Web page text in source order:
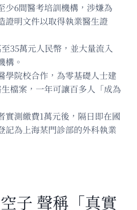
少6間醫考培訓機構，涉嫌為
證明文件以取得執業醫生證
35萬元人民幣，並大量流入
構。
學院校合作，為零基礎人士建
檔案，一年可讓百多人「成為
實測繳費1萬元後，隔日即在國
記為上海某門診部的外科執業
子 聲稱「真實